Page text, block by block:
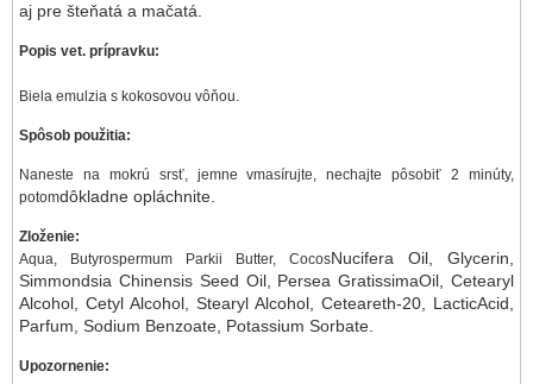
aj pre šteňatá a mačatá.
Popis vet. prípravku:
Biela emulzia s kokosovou vôňou.
Spôsob použitia:
Naneste na mokrú srsť, jemne vmasírujte, nechajte pôsobiť 2 minúty,
potomdôkladne opláchnite.
Zloženie:
Aqua, Butyrospermum Parkii Butter, CocosNucifera Oil, Glycerin,
Simmondsia Chinensis Seed Oil, Persea GratissimaOil, Cetearyl
Alcohol, Cetyl Alcohol, Stearyl Alcohol, Ceteareth-20, LacticAcid,
Parfum, Sodium Benzoate, Potassium Sorbate.
Upozornenie: